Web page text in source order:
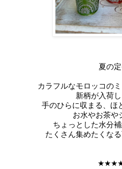
夏の
カラフルなモロッコの
新柄が入荷し
手のひらに収まる、ほ
お水やお茶や
ちょっとした水分補
たくさん集めたくな